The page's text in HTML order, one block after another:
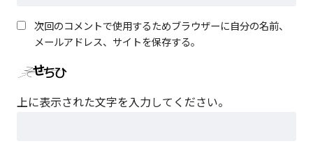
次回のコメントで使用するためブラウザーに自分の名前、
メールアドレス、サイトを保存する。
上に表示された文字を入力してください。